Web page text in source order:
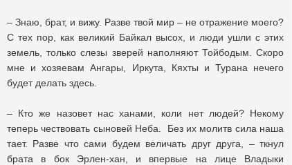
– Знаю, брат, и вижу. Разве твой мир – не отражение моего?
С тех пор, как великий Байкал высох, и люди ушли с этих
земель, только слезы зверей наполняют Тойбодым. Скоро
мне и хозяевам Ангары, Иркута, Кяхты и Турана нечего
будет делать здесь.
– Кто же назовет нас ханами, коли нет людей? Некому
теперь чествовать сыновей Неба. Без их молитв сила наша
тает. Разве что сами будем величать друг друга, – ткнул
брата в бок Эрлен-хан, и впервые на лице Владыки